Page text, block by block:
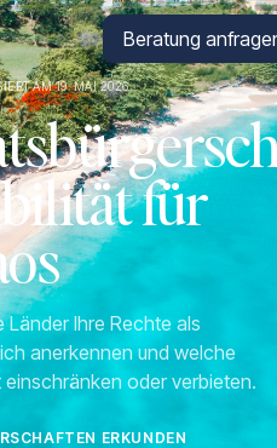
Beratung
AM 19. MAI 2026
für
Länder Ihre Rechte als
anerkennen und welche
oder verbieten.
ERKUNDEN